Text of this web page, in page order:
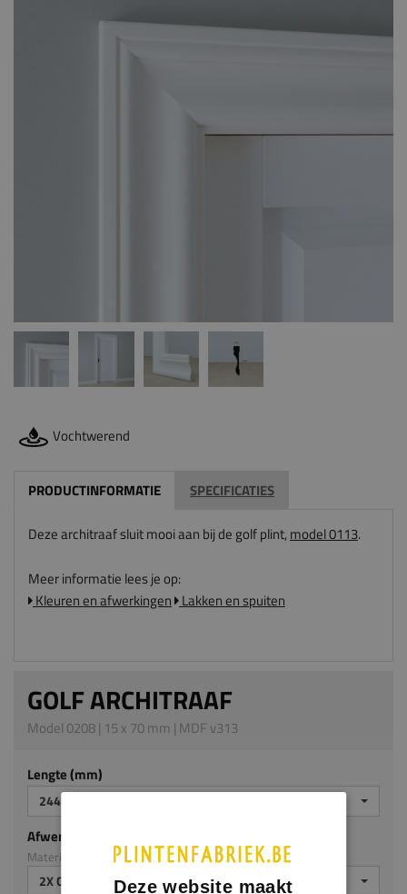
Vochtwerend
PRODUCTINFORMATIE SPECIFICATIES
Deze architraaf sluit mooi aan bij de golf plint,model 0113.
Meer informatie lees je op:
Kleuren en afwerkingen Lakken en spuiten
GOLF ARCHITRAAF
Model 0208 | 15 x 70 mm | MDF v313
Lengte (mm)
2440 MM
Afwerking
Materiaal: MDF v313
2X GEGROND Deze website maakt